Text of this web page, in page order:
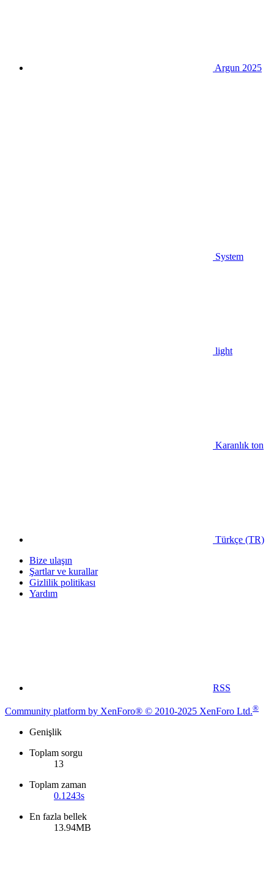
Argun 2025
System
light
Karanlık ton
Türkçe (TR)
Bize ulaşın
Şartlar ve kurallar
Gizlilik politikası
Yardım
RSS
Community platform by XenForo® © 2010-2025 XenForo Ltd.®
Genişlik
Toplam sorgu
13
Toplam zaman
0.1243s
En fazla bellek
13.94MB